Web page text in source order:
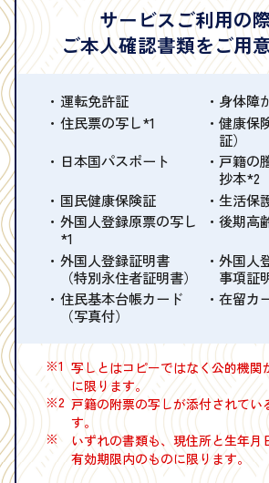
サービスご利用の
ご本人確認書類をご用
運転免許証
身体障
住民票の写し*1
健康保
証）
日本国パスポート
戸籍の
抄本*2
国民健康保険証
生活保
外国人登録原票の写し
*1
後期高
外国人登録証明書
（特別永住者証明書）
外国人
事項証
住民基本台帳カード
（写真付）
在留カ
※1 写しとはコピーではなく公的機関
に限ります。
※2 戸籍の附票の写しが添付されてい
す。
※
いずれの書類も、現住所と生年月
有効期限内のものに限ります。